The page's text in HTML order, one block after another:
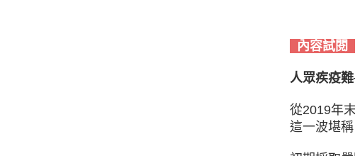
內容試閱
人眾疾疫
從2019年
這一波堪